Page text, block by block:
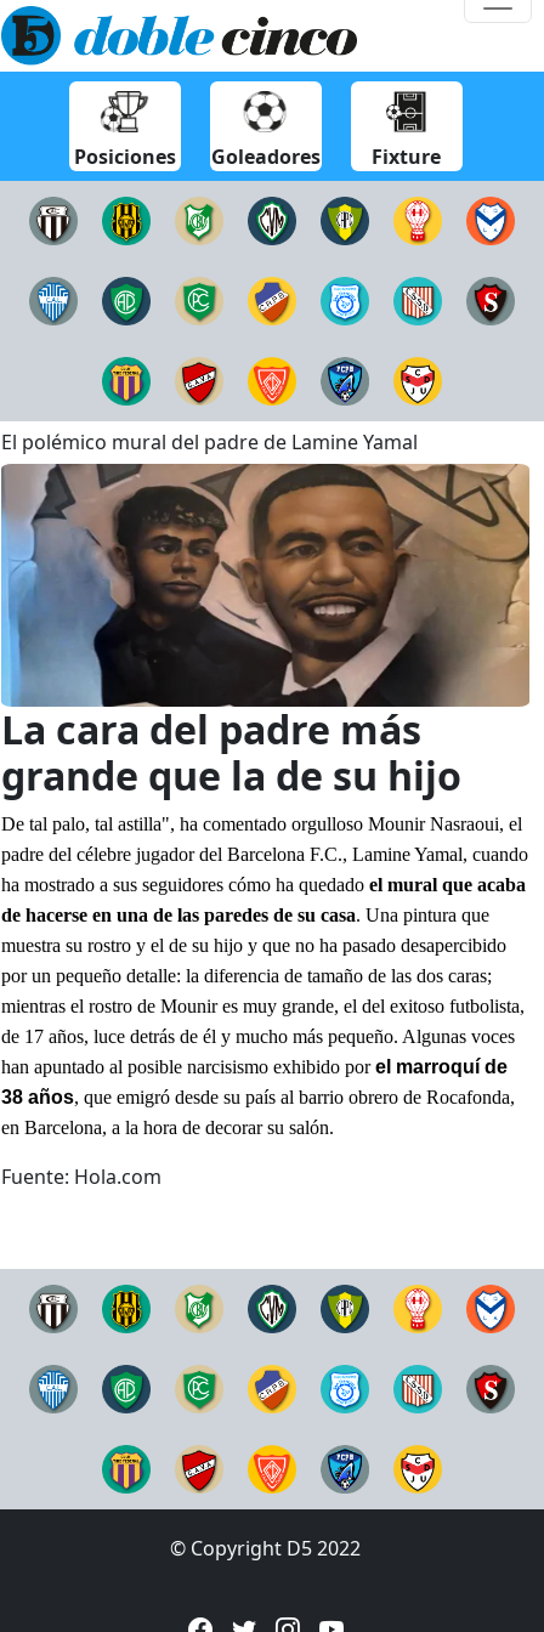
Posiciones Goleadores Fixture
El polémico mural del padre de Lamine Yamal
La cara del padre más
grande que la de su hijo
De tal palo, tal astilla", ha comentado orgulloso Mounir Nasraoui, el
padre del célebre jugador del Barcelona F.C., Lamine Yamal, cuando
ha mostrado a sus seguidores cómo ha quedado el mural que acaba
de hacerse en una de las paredes de su casa. Una pintura que
muestra su rostro y el de su hijo y que no ha pasado desapercibido
por un pequeño detalle: la diferencia de tamaño de las dos caras;
mientras el rostro de Mounir es muy grande, el del exitoso futbolista,
de 17 años, luce detrás de él y mucho más pequeño. Algunas voces
han apuntado al posible narcisismo exhibido porel marroquí de
38 años, que emigró desde su país al barrio obrero de Rocafonda,
en Barcelona, a la hora de decorar su salón.
Fuente: Hola.com
© Copyright D5 2022